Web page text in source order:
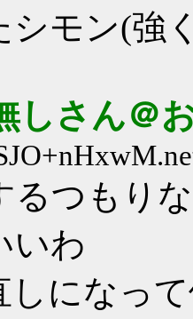
シモン(強
しさん＠
るつもり
いわ
しになっ